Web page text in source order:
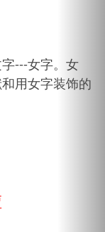
---女字。女
用女字装饰的